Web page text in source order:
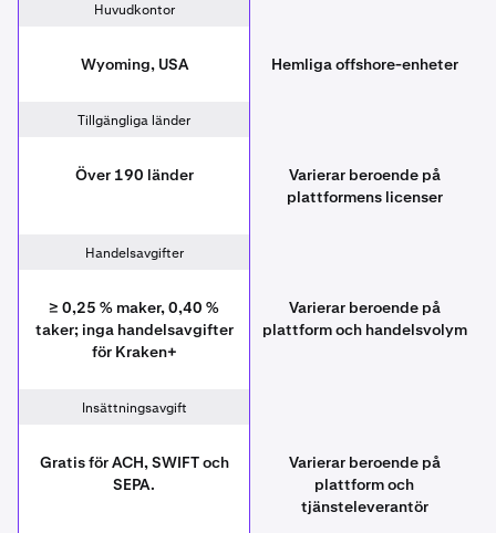
Huvudkontor
Wyoming, USA Hemliga offshore-enheter
Tillgängliga länder
Över 190 länder
Varierar beroende på
plattformens licenser
Handelsavgifter
≥ 0,25 % maker, 0,40 %
taker; inga handelsavgifter
för Kraken+
Varierar beroende på
plattform och handelsvolym
Insättningsavgift
Gratis för ACH, SWIFT och
SEPA.
Varierar beroende på
plattform och
tjänsteleverantör